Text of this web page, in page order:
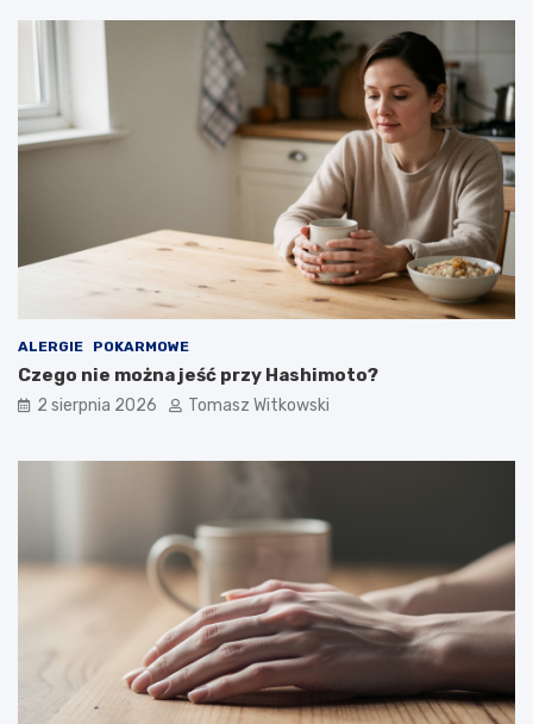
ALERGIE POKARMOWE
Czego nie można jeść przy Hashimoto?
2 sierpnia 2026 Tomasz Witkowski